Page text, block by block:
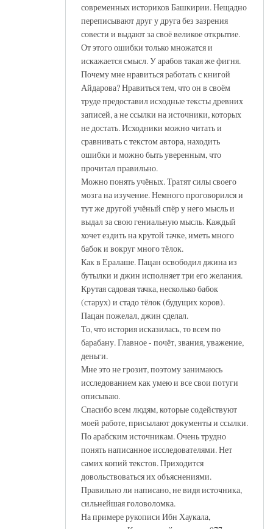
современных историков Башкирии. Нещадно
переписывают друг у друга без зазрения
совести и выдают за своё великое открытие.
От этого ошибки только множатся и
искажается смысл. У арабов такая же фигня.
Почему мне нравиться работать с книгой
Айдарова? Нравиться тем, что он в своём
труде предоставил исходные тексты древних
записей, а не ссылки на источники, которых
не достать. Исходники можно читать и
сравнивать с текстом автора, находить
ошибки и можно быть уверенным, что
прочитал правильно.
Можно понять учёных. Тратят силы своего
мозга на изучение. Немного проговорился и
тут же другой учёный спёр у него мысль и
выдал за свою гениальную мысль. Каждый
хочет ездить на крутой тачке, иметь много
бабок и вокруг много тёлок.
Как в Ералаше. Пацан освободил джина из
бутылки и джин исполняет три его желания.
Крутая садовая тачка, несколько бабок
(старух) и стадо тёлок (будущих коров).
Пацан пожелал, джин сделал.
То, что история исказилась, то всем по
барабану. Главное - почёт, звания, уважение,
деньги.
Мне это не грозит, поэтому занимаюсь
исследованием как умею и все свои потуги
описываю.
Спасибо всем людям, которые содействуют
моей работе, присылают документы и ссылки.
По арабским источникам. Очень трудно
понять написанное исследователями. Нет
самих копий текстов. Приходится
довольствоваться их объяснениями.
Правильно ли написано, не видя источника,
сильнейшая головоломка.
На примере рукописи Ибн Хаукала,